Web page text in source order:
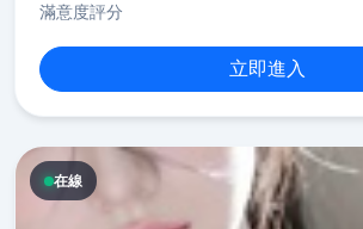
滿意度評分
立即進入
在線